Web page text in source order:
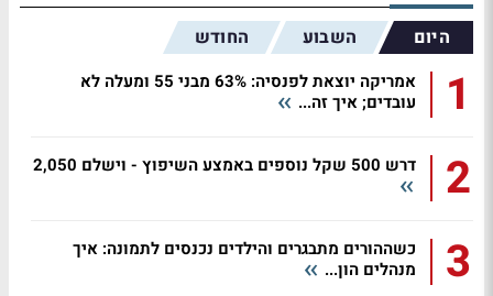
היום השבוע החודש
1
אמריקה יוצאת לפנסיה: 63% מבני 55 ומעלה לא
עובדים; איך זה...
2 דרש 500 שקל נוספים באמצע השיפוץ - וישלם 2,050
3
כשההורים מתבגרים והילדים נכנסים לתמונה: איך
מנהלים הון...